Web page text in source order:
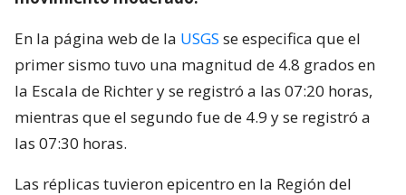
En la página web de la USGS se especifica que el
primer sismo tuvo una magnitud de 4.8 grados en
la Escala de Richter y se registró a las 07:20 horas,
mientras que el segundo fue de 4.9 y se registró a
las 07:30 horas.
Las réplicas tuvieron epicentro en la Región del